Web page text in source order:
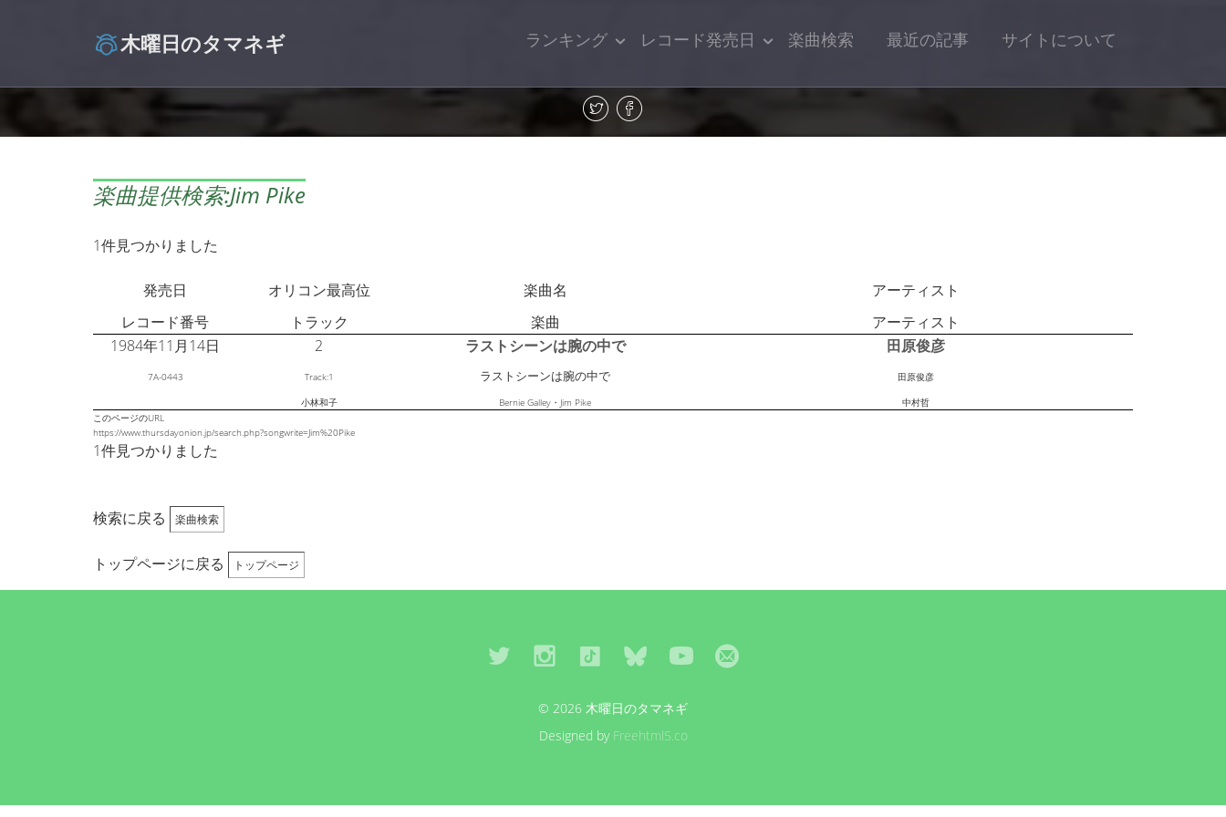
木曜日のタマネギ ランキング レコード発売日 楽曲検索 最近の記事 サイトについて
楽曲提供検索:Jim Pike
1件見つかりました
発売日 オリコン最高位 楽曲名
アーティスト
レコード番号
トラック 楽曲
アーティスト
1984年11月14日
2 ラストシーンは腕の中で 田原俊彦
7A-0443 Track:1 ラストシーンは腕の中で 田原俊彦
小林和子 Bernie Galley・Jim Pike
中村哲
このページのURL
https://www.thursdayonion.jp/search.php?songwrite=Jim%20Pike
1件見つかりました
検索に戻る 楽曲検索
トップページに戻る トップページ
© 2026 木曜日のタマネギ
Designed by Freehtml5.co